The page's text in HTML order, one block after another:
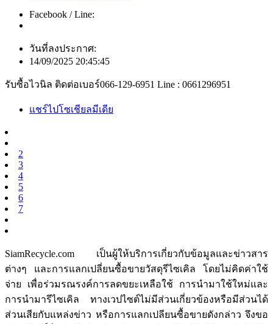
Facebook / Line:
วันที่ลงประกาศ:
14/09/2025 20:45:45
รับซื้อไวนิล ติดต่อเบอร์066-129-6951 Line : 0661296951
แชร์ไปโซเชียลมีเดีย
2
3
4
5
6
7
SiamRecycle.com เป็นผู้ให้บริการเกี่ยวกับข้อมูลและข่าวสาร
ต่างๆ และการแลกเปลี่ยนซื้อขายวัสดุรีไซเคิล โดยไม่คิดค่าใช้
จ่าย เพื่อร่วมรณรงค์การลดขยะเหลือใช้ การนำมาใช้ใหม่และ
การนำมารีไซเคิล ทางเวปไซต์ไม่มีส่วนเกี่ยวข้องหรือมีส่วนได้
ส่วนเสียกับแหล่งข่าว หรือการแลกเปลียนซื้อขายดังกล่าว จึงขอ